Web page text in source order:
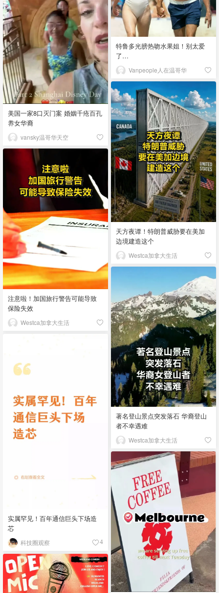
特鲁多光膀热吻水果姐！别太爱
了…
Vanpeople人在温哥华
美国一家8口灭门案 婚姻千疮百孔
养女华裔
vansky温哥华天空
天方夜谭！特朗普威胁要在美加
边境建造这个
Westca加拿大生活
注意啦！加国旅行警告可能导致
保险失效
Westca加拿大生活
著名登山景点突发落石 华裔登山
者不幸遇难
Westca加拿大生活
实属罕见！百年通信巨头下场造
芯
科技圈观察 4